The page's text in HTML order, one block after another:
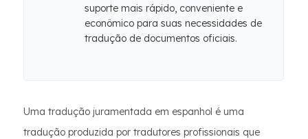
suporte mais rápido, conveniente e
econômico para suas necessidades de
tradução de documentos oficiais.
Uma tradução juramentada em espanhol é uma
tradução produzida por tradutores profissionais que